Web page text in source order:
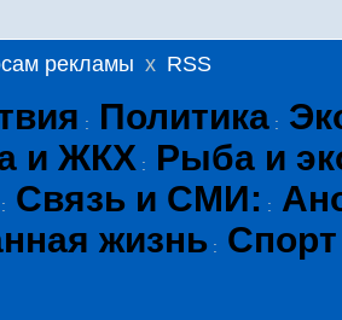
рекламы x RSS
: Политика :
и ЖКХ :
Рыба и
: Связь и СМИ: :
жизнь : Спорт